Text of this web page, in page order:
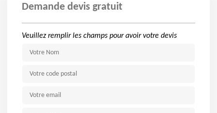
Demande devis gratuit
Veuillez remplir les champs pour avoir votre devis